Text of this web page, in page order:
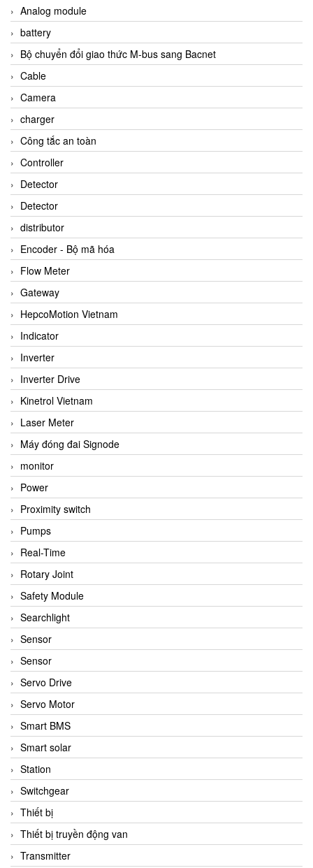
Analog module
battery
Bộ chuyển đổi giao thức M-bus sang Bacnet
Cable
Camera
charger
Công tắc an toàn
Controller
Detector
Detector
distributor
Encoder - Bộ mã hóa
Flow Meter
Gateway
HepcoMotion Vietnam
Indicator
Inverter
Inverter Drive
Kinetrol Vietnam
Laser Meter
Máy đóng đai Signode
monitor
Power
Proximity switch
Pumps
Real-Time
Rotary Joint
Safety Module
Searchlight
Sensor
Sensor
Servo Drive
Servo Motor
Smart BMS
Smart solar
Station
Switchgear
Thiết bị
Thiết bị truyền động van
Transmitter